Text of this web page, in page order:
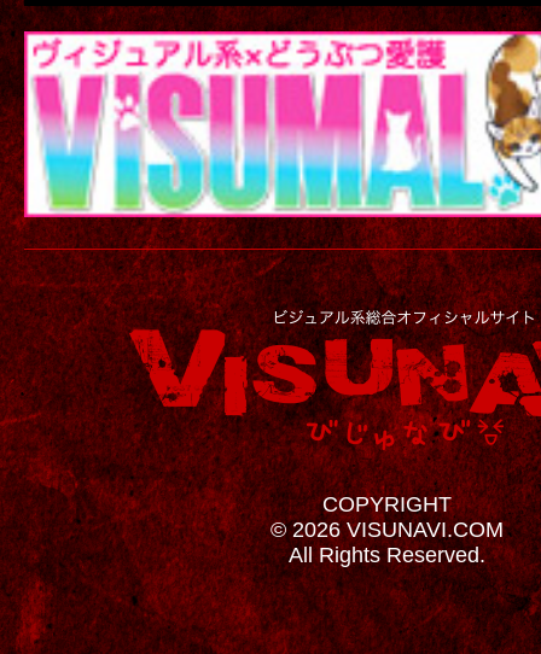
COPYRIGHT
© 2026 VISUNAVI.COM
All Rights Reserved.